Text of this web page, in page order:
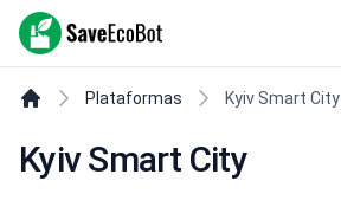
SaveEcoBot
Plataformas Kyiv Smart City
Kyiv Smart City